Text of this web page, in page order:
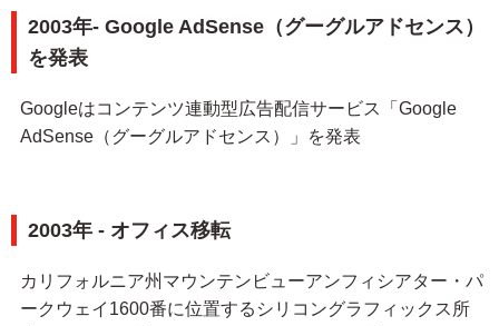
2003年- Google AdSense（グーグルアドセンス）
を発表
Googleはコンテンツ連動型広告配信サービス「Google
AdSense（グーグルアドセンス）」を発表
2003年 - オフィス移転
カリフォルニア州マウンテンビューアンフィシアター・パ
ークウェイ1600番に位置するシリコングラフィックス所